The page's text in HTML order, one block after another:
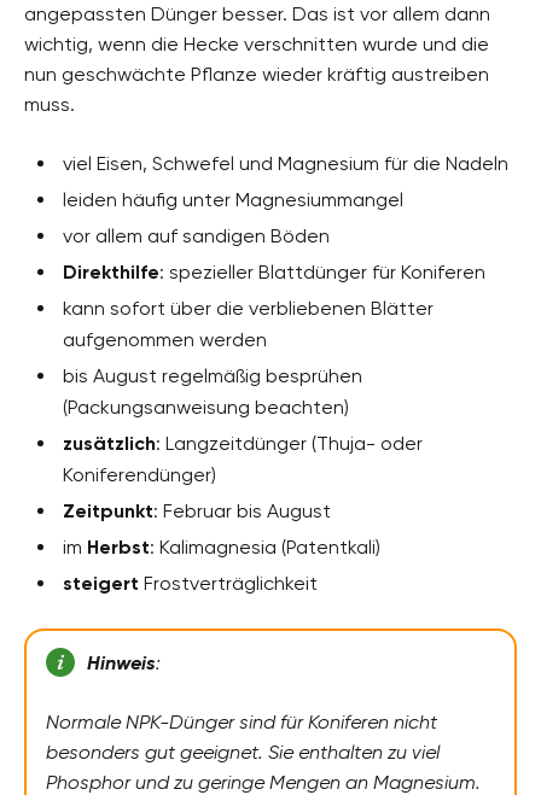
angepassten Dünger besser. Das ist vor allem dann
wichtig, wenn die Hecke verschnitten wurde und die
nun geschwächte Pflanze wieder kräftig austreiben
muss.
viel Eisen, Schwefel und Magnesium für die Nadeln
leiden häufig unter Magnesiummangel
vor allem auf sandigen Böden
Direkthilfe: spezieller Blattdünger für Koniferen
kann sofort über die verbliebenen Blätter
aufgenommen werden
bis August regelmäßig besprühen
(Packungsanweisung beachten)
zusätzlich: Langzeitdünger (Thuja- oder
Koniferendünger)
Zeitpunkt: Februar bis August
im Herbst: Kalimagnesia (Patentkali)
steigert Frostverträglichkeit
Hinweis:
Normale NPK-Dünger sind für Koniferen nicht
besonders gut geeignet. Sie enthalten zu viel
Phosphor und zu geringe Mengen an Magnesium.